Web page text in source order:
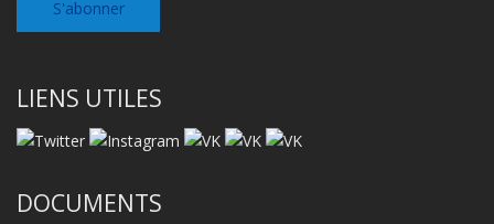
LIENS UTILES
DOCUMENTS